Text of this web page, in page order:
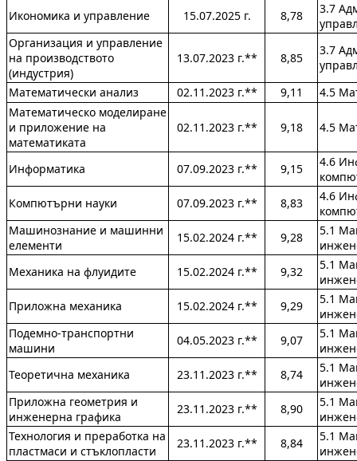
Икономика и управление 15.07.2025 г. 8,78
3.7
Организация и управление
на производството
(индустрия)
13.07.2023 г.** 8,85
3.7
Математически анализ
02.11.2023 г.** 9,11
4.5
Математическо моделиране
и приложение на
математиката
02.11.2023 г.** 9,18 4.5
Информатика 07.09.2023 г.** 9,15
4.6
Компютърни науки
07.09.2023 г.** 8,83
4.6
Машинознание и машинни
елементи
15.02.2024 г.** 9,28
5.1
Механика на флуидите
15.02.2024 г.** 9,32
5.1
Приложна механика
15.02.2024 г.** 9,29
5.1
Подемно-транспортни
машини
04.05.2023 г.** 9,07
5.1
Теоретична механика
23.11.2023 г.** 8,74
5.1
Приложна геометрия и
инженерна графика
23.11.2023 г.** 8,90
5.1
Технология и преработка на
пластмаси и стъклопласти
23.11.2023 г.** 8,84
5.1